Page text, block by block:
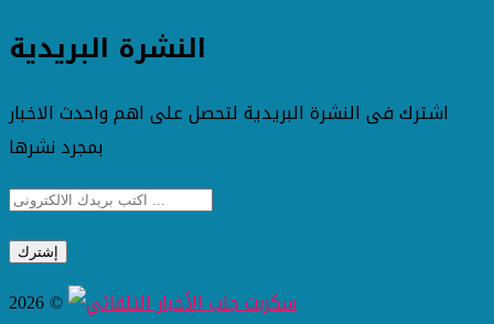
النشرة البريدية
اشترك فى النشرة البريدية لتحصل على اهم واحدث الاخبار
بمجرد نشرها
2026 ©